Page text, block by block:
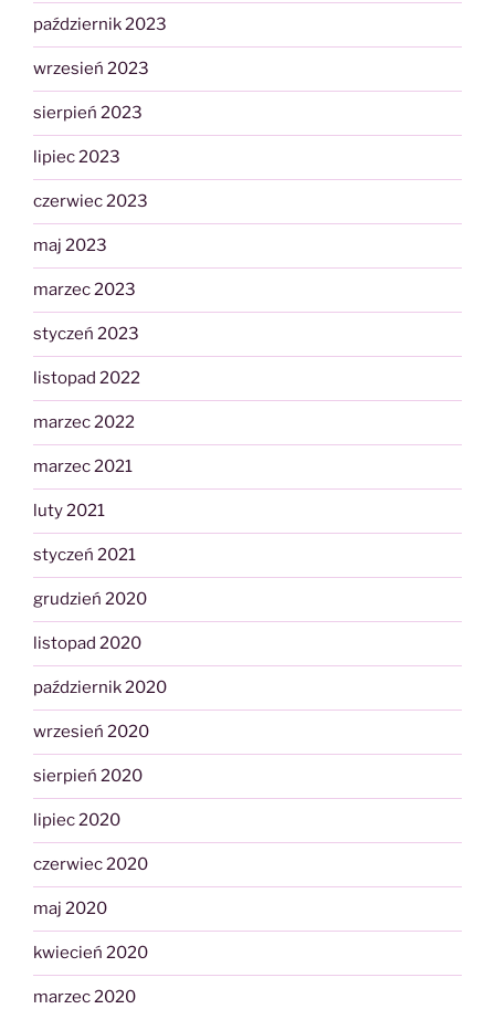
październik 2023
wrzesień 2023
sierpień 2023
lipiec 2023
czerwiec 2023
maj 2023
marzec 2023
styczeń 2023
listopad 2022
marzec 2022
marzec 2021
luty 2021
styczeń 2021
grudzień 2020
listopad 2020
październik 2020
wrzesień 2020
sierpień 2020
lipiec 2020
czerwiec 2020
maj 2020
kwiecień 2020
marzec 2020